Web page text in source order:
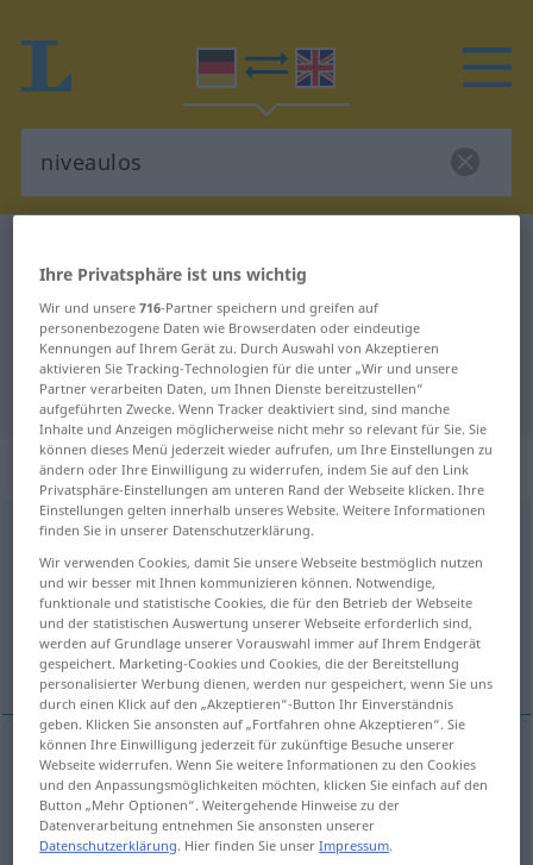
Deutsch-Englisch Übersetzung für
"niveaulos"
"niveaulos" Englisch Übersetzung
„niveaulos“: Adjektiv
niveaulosadj FIG
Übersicht aller Übersetzungen
(Für mehr Details die Übersetzung anklicken/antippen)
indifferent, mediocre uncultured
indifferent niveaulos
mediocre niveaulos
Ihre Privatsphäre ist uns wichtig
Wir und unsere716-Partner speichern und greifen auf
personenbezogene Daten wie Browserdaten oder eindeutige
Kennungen auf Ihrem Gerät zu. Durch Auswahl von Akzeptieren
aktivieren Sie Tracking-Technologien für die unter „Wir und unsere
Partner verarbeiten Daten, um Ihnen Dienste bereitzustellen“
aufgeführten Zwecke. Wenn Tracker deaktiviert sind, sind manche
Inhalte und Anzeigen möglicherweise nicht mehr so relevant für Sie. Sie
können dieses Menü jederzeit wieder aufrufen, um Ihre Einstellungen zu
ändern oder Ihre Einwilligung zu widerrufen, indem Sie auf den Link
Privatsphäre-Einstellungen am unteren Rand der Webseite klicken. Ihre
Einstellungen gelten innerhalb unseres Website. Weitere Informationen
finden Sie in unserer Datenschutzerklärung.
Wir verwenden Cookies, damit Sie unsere Webseite bestmöglich nutzen
und wir besser mit Ihnen kommunizieren können. Notwendige,
funktionale und statistische Cookies, die für den Betrieb der Webseite
und der statistischen Auswertung unserer Webseite erforderlich sind,
werden auf Grundlage unserer Vorauswahl immer auf Ihrem Endgerät
gespeichert. Marketing-Cookies und Cookies, die der Bereitstellung
personalisierter Werbung dienen, werden nur gespeichert, wenn Sie uns
durch einen Klick auf den „Akzeptieren“-Button Ihr Einverständnis
geben. Klicken Sie ansonsten auf „Fortfahren ohne Akzeptieren“. Sie
können Ihre Einwilligung jederzeit für zukünftige Besuche unserer
Webseite widerrufen. Wenn Sie weitere Informationen zu den Cookies
und den Anpassungsmöglichkeiten möchten, klicken Sie einfach auf den
Button „Mehr Optionen“. Weitergehende Hinweise zu der
Datenverarbeitung entnehmen Sie ansonsten unserer
Datenschutzerklärung. Hier finden Sie unserImpressum.